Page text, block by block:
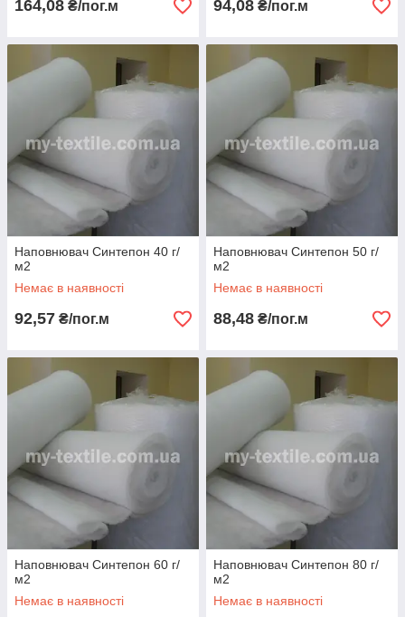
164,08 ₴/пог.м 94,08 ₴/пог.м
Наповнювач Синтепон 40 г/
м2
Немає в наявності
92,57 ₴/пог.м
Наповнювач Синтепон 50 г/
м2
Немає в наявності
88,48 ₴/пог.м
Наповнювач Синтепон 60 г/
м2
Немає в наявності
Наповнювач Синтепон 80 г/
м2
Немає в наявності